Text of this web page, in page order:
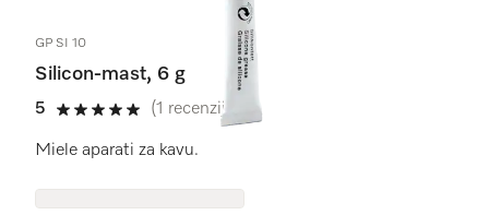
GP SI 10
Silicon-mast, 6 g
5
5 od 5
(1 recenzija)
Miele aparati za kavu.